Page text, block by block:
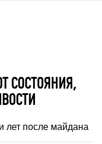
СОСТОЯНИЯ,
лет после майдана